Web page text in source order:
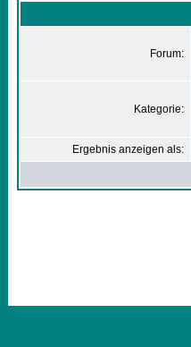
Forum:
Kategorie:
Ergebnis anzeigen als: